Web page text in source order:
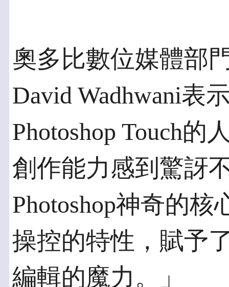
奧多比數位媒體部
David Wadhwani表
Photoshop Touch
創作能力感到驚訝
Photoshop神奇的
操控的特性，賦予
編輯的魔力。」